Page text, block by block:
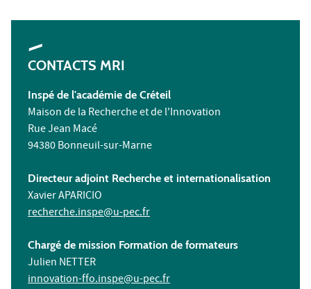
CONTACTS MRI
Inspé de l'académie de Créteil
Maison de la Recherche et de l'Innovation
Rue Jean Macé
94380 Bonneuil-sur-Marne
Directeur adjoint Recherche et internationalisation
Xavier APARICIO
recherche.inspe@u-pec.fr
Chargé de mission Formation de formateurs
Julien NETTER
innovation-ffo.inspe@u-pec.fr